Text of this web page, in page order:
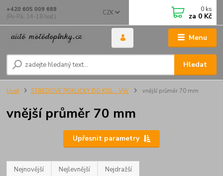
Menu
CZK
Hledat
+420 605 009 688
(Po-Pá, 14-18 hod.)
0 ks
za 0 Kč
Úvod STŘEDOVÉ POKLIČKY DO KOL - VW vnější průměr 70 mm
vnější průměr 70 mm
Upřesnit parametry
Nejnovější Nejlevnější Nejdražší